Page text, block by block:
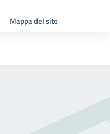
Mappa del sito